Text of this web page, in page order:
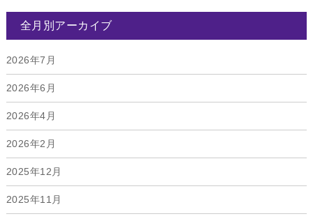
全月別アーカイブ
2026年7月
2026年6月
2026年4月
2026年2月
2025年12月
2025年11月